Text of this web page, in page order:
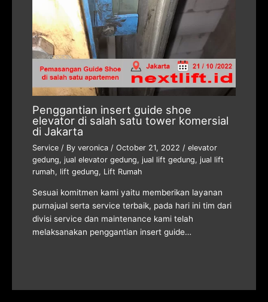
Penggantian insert guide shoe
elevator di salah satu tower komersial
di Jakarta
Service / Byveronica /October 21, 2022 /elevator
gedung, jual elevator gedung, jual lift gedung, jual lift
rumah, lift gedung, Lift Rumah
Sesuai komitmen kami yaitu memberikan layanan
purnajual serta service terbaik, pada hari ini tim dari
divisi service dan maintenance kami telah
melaksanakan penggantian insert guide…